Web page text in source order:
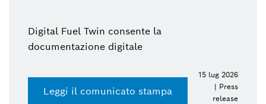
Digital Fuel Twin consente la
documentazione digitale
Leggi il comunicato stampa
15 lug 2026
| Press
release